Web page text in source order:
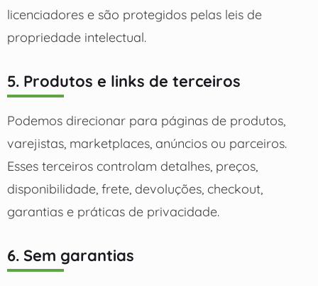
licenciadores e são protegidos pelas leis de
propriedade intelectual.
5. Produtos e links de terceiros
Podemos direcionar para páginas de produtos,
varejistas, marketplaces, anúncios ou parceiros.
Esses terceiros controlam detalhes, preços,
disponibilidade, frete, devoluções, checkout,
garantias e práticas de privacidade.
6. Sem garantias